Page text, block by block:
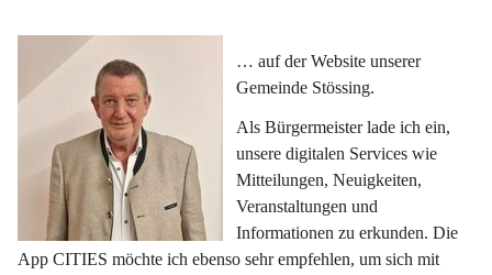
… auf der Website unserer
Gemeinde Stössing.
Als Bürgermeister lade ich ein,
unsere digitalen Services wie
Mitteilungen, Neuigkeiten,
Veranstaltungen und
Informationen zu erkunden. Die
App CITIES möchte ich ebenso sehr empfehlen, um sich mit